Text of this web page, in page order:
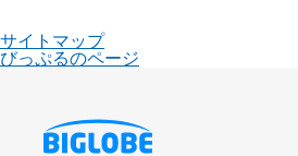
サイトマップ
びっぷるのページ